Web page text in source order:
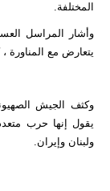
المختلفة.
وأشار المراسل
يتعارض مع المناورة
وكثف الجيش
يقول إنها حرب
ولبنان وإيران.